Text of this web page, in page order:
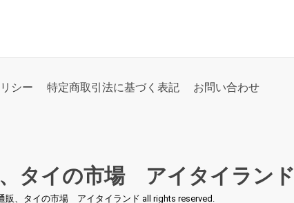
シー 特定商取引法に基づく表記 お問い合わせ
タイの市場 アイタイランド
販、タイの市場 アイタイランド all rights reserved.